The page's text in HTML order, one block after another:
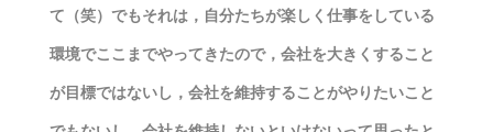
て（笑）でもそれは，自分たちが楽しく仕事をしている
環境でここまでやってきたので，会社を大きくすること
が目標ではないし，会社を維持することがやりたいこと